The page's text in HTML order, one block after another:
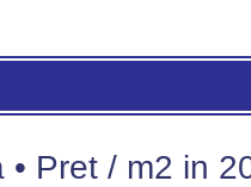
Pret / m2 in